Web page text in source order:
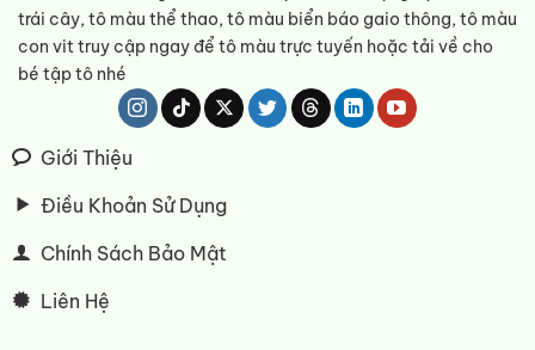
trái cây, tô màu thể thao, tô màu biển báo gaio thông, tô màu
con vit truy cập ngay để tô màu trực tuyến hoặc tải về cho
bé tập tô nhé
Giới Thiệu
Điều Khoản Sử Dụng
Chính Sách Bảo Mật
Liên Hệ